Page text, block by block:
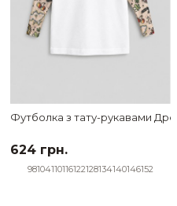
Футболка з тату-рукавами
624 грн.
98104110116122128134140146152